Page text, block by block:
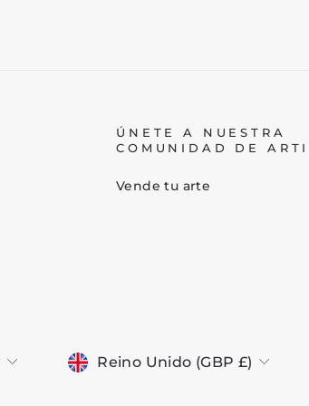
ÚNETE A NUESTRA
COMUNIDAD DE
Vende tu arte
MONEDA
Reino Unido (GBP £)